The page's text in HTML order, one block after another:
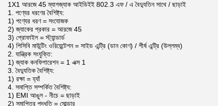
1X1 আরজে 45 ম্যাগজ্যাক আইডিইই 802.3 এফ / এ বৈদ্যুতিন সাথে / ছাড়াই
1. পণ্যের ধরণের বৈশিষ্ট্য:
1) পণ্যের ধরণ = সংযোজক
2) জ্যাকের প্রকার = আরজে 45
3) প্রোফাইল = স্ট্যান্ডার্ড
4) পিসিবি মাউন্টিং ওরিয়েন্টেশন = সাইড এন্ট্রি (ডান কোণ) / শীর্ষ এন্ট্রি (উল্লম্ব)
2. যান্ত্রিক সংযুক্তি:
1) জ্যাক কনফিগারেশন = 1 এক্স 1
3. বৈদ্যুতিক বৈশিষ্ট্য:
1) রক্ষা = হ্যাঁ
4. সমাপ্তি সম্পর্কিত বৈশিষ্ট্য:
1) EMI আঙুল - নীচে = ছাড়াই
2) সমাপ্তির পদ্ধতি = সোল্ডার